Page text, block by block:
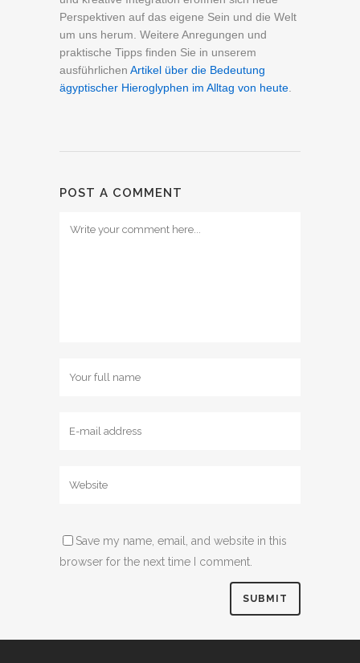
Perspektiven auf das eigene Sein und die Welt
um uns herum. Weitere Anregungen und
praktische Tipps finden Sie in unserem
ausführlichen Artikel über die Bedeutung
ägyptischer Hieroglyphen im Alltag von heute
POST A COMMENT
Save my name, email, and website in this
browser for the next time I comment.